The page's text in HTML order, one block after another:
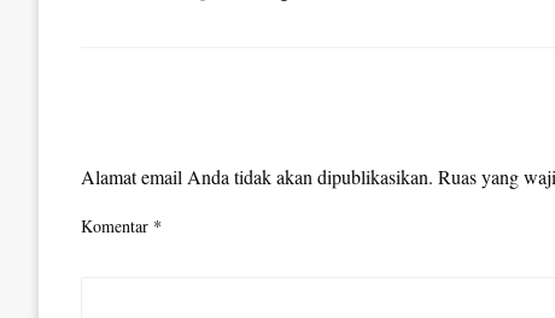
Alamat email Anda tidak akan dipublikasikan. Ruas yang
Komentar *